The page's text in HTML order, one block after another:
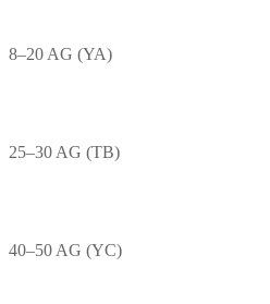
8–20 AG (YA)
25–30 AG (TB)
40–50 AG (YC)